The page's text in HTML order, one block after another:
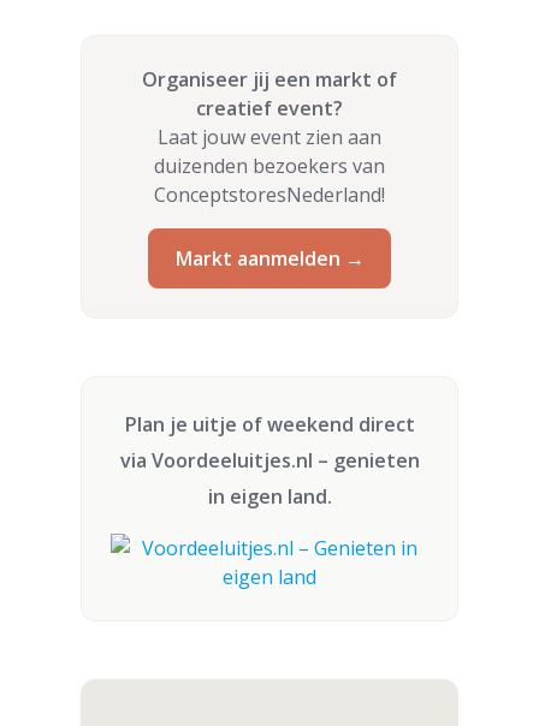
Organiseer jij een markt of
creatief event?
Laat jouw event zien aan
duizenden bezoekers van
ConceptstoresNederland!
Markt aanmelden →
Plan je uitje of weekend direct
via Voordeeluitjes.nl – genieten
in eigen land.